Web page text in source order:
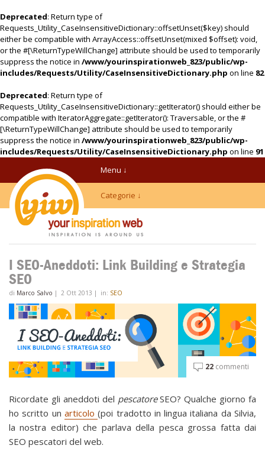
Deprecated: Return type of
Requests_Utility_CaseInsensitiveDictionary::offsetUnset($key) should
either be compatible with ArrayAccess::offsetUnset(mixed $offset): void,
or the #[\ReturnTypeWillChange] attribute should be used to temporarily
suppress the notice in /www/yourinspirationweb_823/public/wp-
includes/Requests/Utility/CaseInsensitiveDictionary.php on line 82
Deprecated: Return type of
Requests_Utility_CaseInsensitiveDictionary::getIterator() should either be
compatible with IteratorAggregate::getIterator(): Traversable, or the #
[\ReturnTypeWillChange] attribute should be used to temporarily
suppress the notice in /www/yourinspirationweb_823/public/wp-
includes/Requests/Utility/CaseInsensitiveDictionary.php on line 91
Menu ↓
Categorie ↓
I SEO-Aneddoti: Link Building e Strategia
SEO
di Marco Salvo | 2 Ott 2013 | in: SEO
22 commenti
Ricordate gli aneddoti del pescatoreSEO? Qualche giorno fa
ho scritto un articolo(poi tradotto in lingua italiana da Silvia,
la nostra editor) che parlava della pesca grossa fatta dai
SEO pescatori del web.